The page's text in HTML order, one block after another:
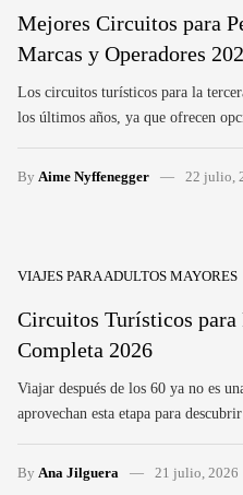
Mejores Circuitos para
Marcas y Operadores
Los circuitos turísticos para la
los últimos años, ya que ofrecen
By Aime Nyffenegger 22 julio,
VIAJES PARA ADULTOS MAYORES
Circuitos Turísticos para
Completa 2026
Viajar después de los 60 ya no es
aprovechan esta etapa para
By Ana Jilguera 21 julio, 2026